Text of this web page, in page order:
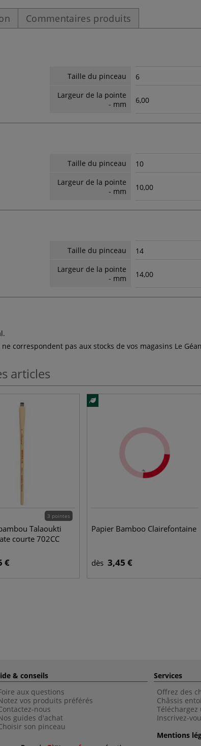
Commentaires produits
Taille du pinceau
6
Largeur de la pointe
- mm
6,00
Taille du pinceau
10
Largeur de la pointe
- mm
10,00
Taille du pinceau
14
Largeur de la pointe
- mm
14,00
correspondent pas aux stocks de vos magasins Le
articles
3 pointes
Talaoukti
courte 702CC
€
Papier Bamboo Clairefontaine
dès 3,45 €
& conseils
aux questions
vos produits préférés
nous
guides d'achat
son pinceau
Services
Offrez des
Châssis
Inscrivez-
Mentions